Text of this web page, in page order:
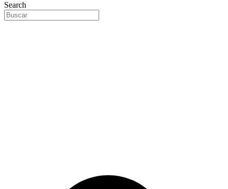
Search